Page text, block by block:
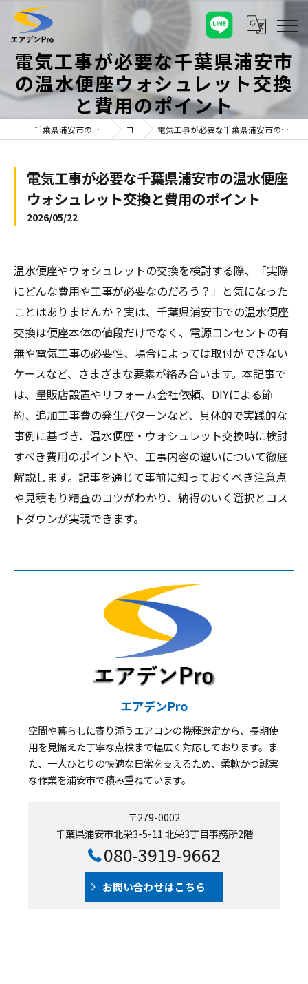
電気工事が必要な千葉県浦安市
の温水便座ウォシュレット交換
と費用のポイント
千葉県浦安市のエアコンならエアデンPro コラム 電気工事が必要な千葉県浦安市の温水便座ウォシュレット交換と費用のポイント
電気工事が必要な千葉県浦安市の温水便座
ウォシュレット交換と費用のポイント
2026/05/22
温水便座やウォシュレットの交換を検討する際、「実際
にどんな費用や工事が必要なのだろう？」と気になった
ことはありませんか？実は、千葉県浦安市での温水便座
交換は便座本体の値段だけでなく、電源コンセントの有
無や電気工事の必要性、場合によっては取付ができない
ケースなど、さまざまな要素が絡み合います。本記事で
は、量販店設置やリフォーム会社依頼、DIYによる節
約、追加工事費の発生パターンなど、具体的で実践的な
事例に基づき、温水便座・ウォシュレット交換時に検討
すべき費用のポイントや、工事内容の違いについて徹底
解説します。記事を通じて事前に知っておくべき注意点
や見積もり精査のコツがわかり、納得のいく選択とコス
トダウンが実現できます。
エアデンPro
空間や暮らしに寄り添うエアコンの機種選定から、長期使
用を見据えた丁寧な点検まで幅広く対応しております。ま
た、一人ひとりの快適な日常を支えるため、柔軟かつ誠実
な作業を浦安市で積み重ねています。
〒279-0002
千葉県浦安市北栄3-5-11 北栄3丁目事務所2階
080-3919-9662
お問い合わせはこちら